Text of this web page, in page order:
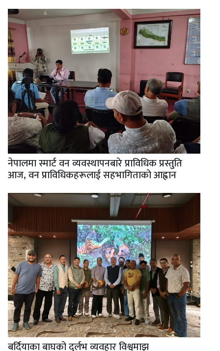
नेपालमा स्मार्ट वन व्यवस्थापनबारे प्राविधिक प्रस्तुति
आज, वन प्राविधिकहरूलाई सहभागिताको आह्वान
बर्दियाका बाघको दुर्लभ व्यवहार विश्वमाझ